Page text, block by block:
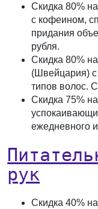
Скидка 80%
с кофеином,
придания
рубля.
Скидка 80%
(Швейцария) с
типов волос.
Скидка 75%
ежедневного
рук
Скидка 40%